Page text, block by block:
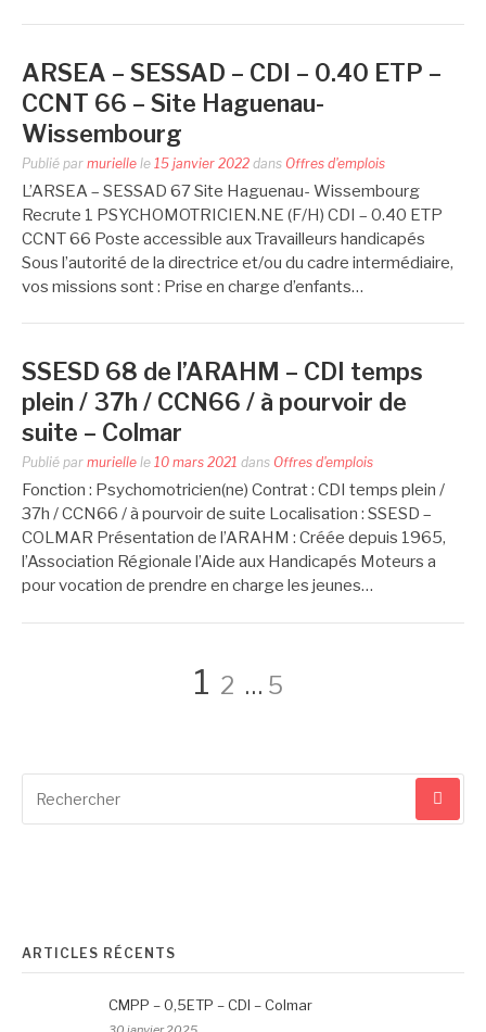
ARSEA – SESSAD – CDI – 0.40 ETP –
CCNT 66 – Site Haguenau-
Wissembourg
Publié par murielle le 15 janvier 2022 dans Offres d'emplois
L’ARSEA – SESSAD 67 Site Haguenau- Wissembourg
Recrute 1 PSYCHOMOTRICIEN.NE (F/H) CDI – 0.40 ETP
CCNT 66 Poste accessible aux Travailleurs handicapés
Sous l’autorité de la directrice et/ou du cadre intermédiaire,
vos missions sont : Prise en charge d’enfants…
SSESD 68 de l’ARAHM – CDI temps
plein / 37h / CCN66 / à pourvoir de
suite – Colmar
Publié par murielle le 10 mars 2021 dans Offres d'emplois
Fonction : Psychomotricien(ne) Contrat : CDI temps plein /
37h / CCN66 / à pourvoir de suite Localisation : SSESD –
COLMAR Présentation de l’ARAHM : Créée depuis 1965,
l’Association Régionale l’Aide aux Handicapés Moteurs a
pour vocation de prendre en charge les jeunes…
Navigation
des
articles
Page
1 Page
2 … Page
5
pour
ARTICLES RÉCENTS
CMPP – 0,5ETP – CDI – Colmar